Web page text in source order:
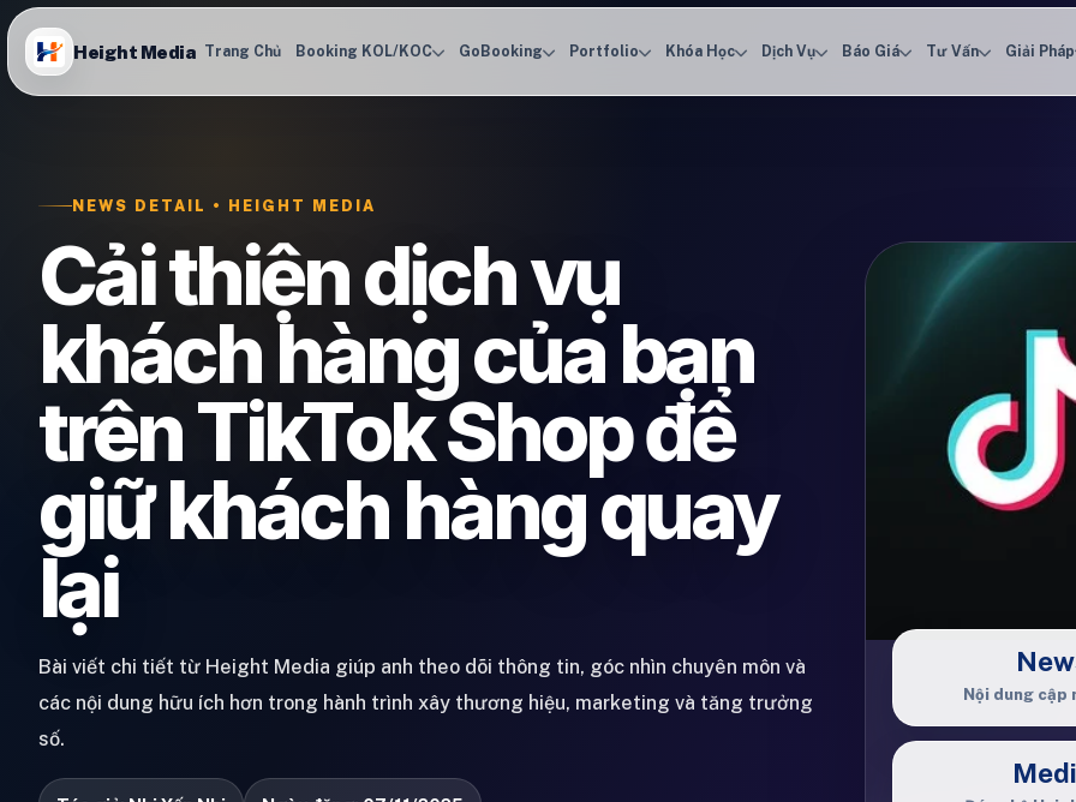
Height Media Trang Chủ Booking KOL/KOC GoBooking Portfolio Khóa Học Dịch Vụ Báo Giá Tư Vấn Giải Pháp
NEWS DETAIL • HEIGHT MEDIA
Cải thiện dịch vụ
khách hàng của bạn
trên TikTok Shop để
giữ khách hàng quay
lại
Bài viết chi tiết từ Height Media giúp anh theo dõi thông tin, góc nhìn chuyên môn và
các nội dung hữu ích hơn trong hành trình xây thương hiệu, marketing và tăng trưởng
số.
Nội dung cập